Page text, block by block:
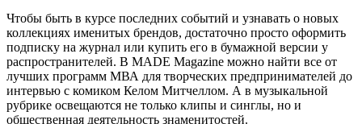
Чтобы быть в курсе последних событий и узнавать о новых
коллекциях именитых брендов, достаточно просто оформить
подписку на журнал или купить его в бумажной версии у
распространителей. В MADE Magazine можно найти все от
лучших программ МВА для творческих предпринимателей до
интервью с комиком Келом Митчеллом. А в музыкальной
рубрике освещаются не только клипы и синглы, но и
общественная деятельность знаменитостей.